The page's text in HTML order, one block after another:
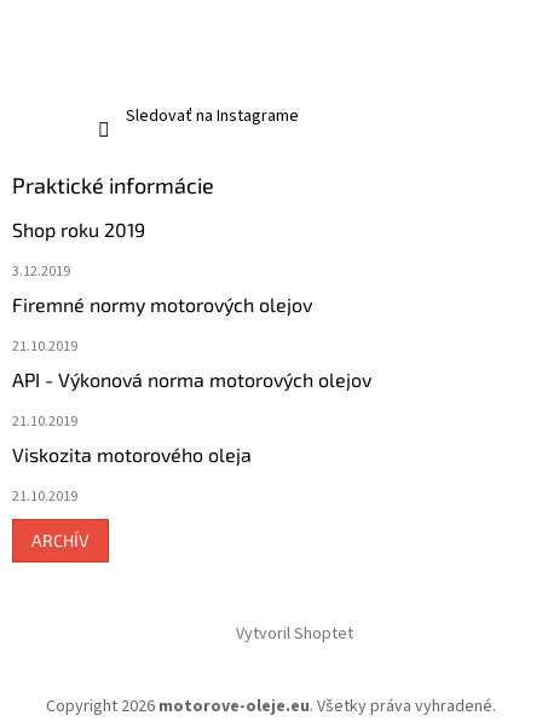
Sledovať na Instagrame
Praktické informácie
Shop roku 2019
3.12.2019
Firemné normy motorových olejov
21.10.2019
API - Výkonová norma motorových olejov
21.10.2019
Viskozita motorového oleja
21.10.2019
ARCHÍV
Vytvoril Shoptet
Copyright 2026 motorove-oleje.eu. Všetky práva vyhradené.